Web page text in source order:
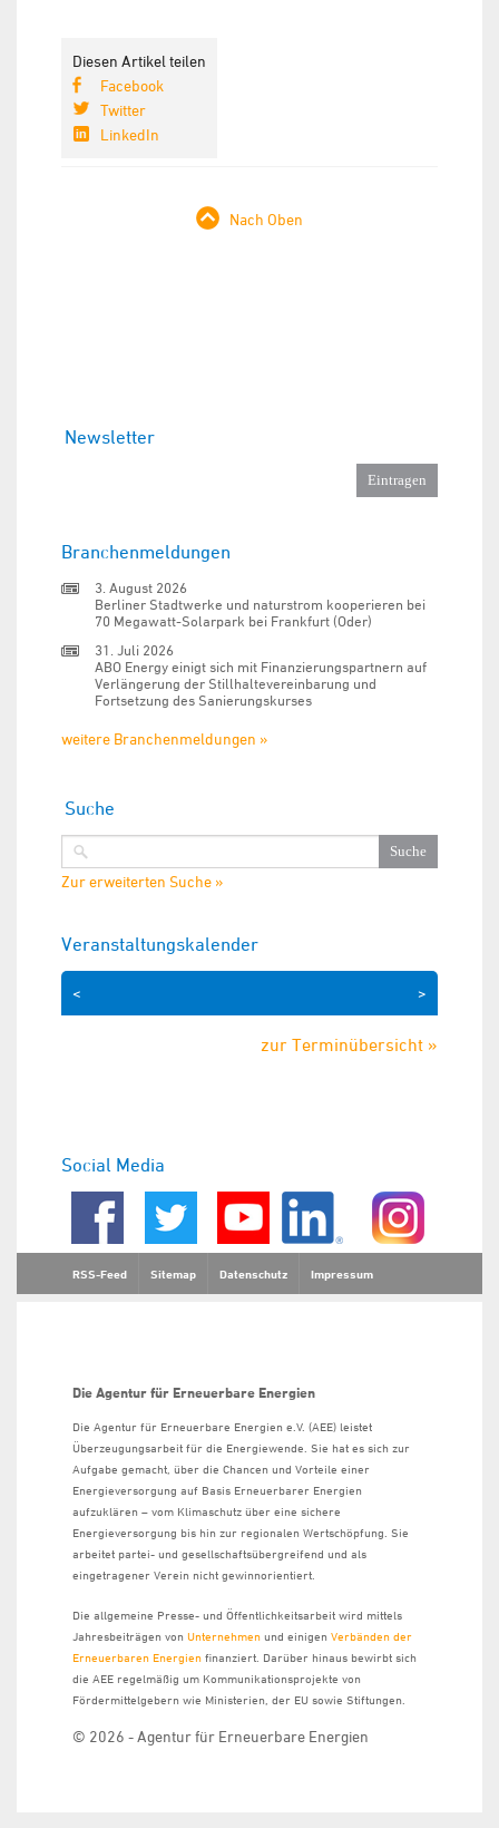
Diesen Artikel teilen
Facebook
Twitter
LinkedIn
Nach Oben
Newsletter
Branchenmeldungen
3. August 2026
Berliner Stadtwerke und naturstrom kooperieren bei
70 Megawatt-Solarpark bei Frankfurt (Oder)
31. Juli 2026
ABO Energy einigt sich mit Finanzierungspartnern auf
Verlängerung der Stillhaltevereinbarung und
Fortsetzung des Sanierungskurses
weitere Branchenmeldungen »
Suche
Zur erweiterten Suche »
Veranstaltungskalender
>
<
zur Terminübersicht »
Social Media
RSS-Feed Sitemap Datenschutz Impressum
Die Agentur für Erneuerbare Energien
Die Agentur für Erneuerbare Energien e.V. (AEE) leistet
Überzeugungsarbeit für die Energiewende. Sie hat es sich zur
Aufgabe gemacht, über die Chancen und Vorteile einer
Energieversorgung auf Basis Erneuerbarer Energien
aufzuklären – vom Klimaschutz über eine sichere
Energieversorgung bis hin zur regionalen Wertschöpfung. Sie
arbeitet partei- und gesellschaftsübergreifend und als
eingetragener Verein nicht gewinnorientiert.
Die allgemeine Presse- und Öffentlichkeitsarbeit wird mittels
Jahresbeiträgen von Unternehmen und einigen Verbänden der
Erneuerbaren Energien finanziert. Darüber hinaus bewirbt sich
die AEE regelmäßig um Kommunikationsprojekte von
Fördermittelgebern wie Ministerien, der EU sowie Stiftungen.
© 2026 - Agentur für Erneuerbare Energien